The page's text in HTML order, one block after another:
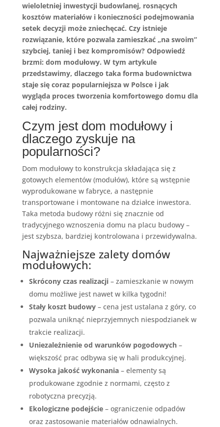
wieloletniej inwestycji budowlanej, rosnących
kosztów materiałów i konieczności podejmowania
setek decyzji może zniechęcać. Czy istnieje
rozwiązanie, które pozwala zamieszkać „na swoim”
szybciej, taniej i bez kompromisów? Odpowiedź
brzmi: dom modułowy. W tym artykule
przedstawimy, dlaczego taka forma budownictwa
staje się coraz popularniejsza w Polsce i jak
wygląda proces tworzenia komfortowego domu dla
całej rodziny.
Czym jest dom modułowy i
dlaczego zyskuje na
popularności?
Dom modułowy to konstrukcja składająca się z
gotowych elementów (modułów), które są wstępnie
wyprodukowane w fabryce, a następnie
transportowane i montowane na działce inwestora.
Taka metoda budowy różni się znacznie od
tradycyjnego wznoszenia domu na placu budowy –
jest szybsza, bardziej kontrolowana i przewidywalna.
Najważniejsze zalety domów
modułowych:
Skrócony czas realizacji– zamieszkanie w nowym
domu możliwe jest nawet w kilka tygodni!
Stały koszt budowy– cena jest ustalana z góry, co
pozwala uniknąć nieprzyjemnych niespodzianek w
trakcie realizacji.
Uniezależnienie od warunków pogodowych–
większość prac odbywa się w hali produkcyjnej.
Wysoka jakość wykonania– elementy są
produkowane zgodnie z normami, często z
robotyczna precyzją.
Ekologiczne podejście– ograniczenie odpadów
oraz zastosowanie materiałów odnawialnych.